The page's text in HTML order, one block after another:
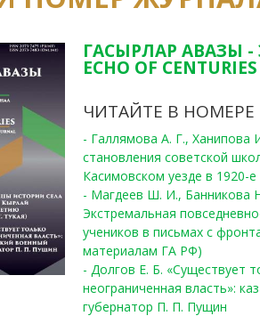
ГАСЫРЛАР АВАЗЫ -
ECHO OF
ЧИТАЙТЕ В НОМЕРЕ
- Галлямова А. Г.,
становления советской
Касимовском уезде в 1920-е
- Магдеев Ш. И., Банникова
Экстремальная
учеников в письмах с
материалам ГА РФ)
- Долгов Е. Б. «Существует
неограниченная власть»:
губернатор П. П. Пущин